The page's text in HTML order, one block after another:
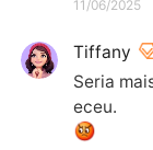
11/06/2025
Tiffany
Seria
eceu.